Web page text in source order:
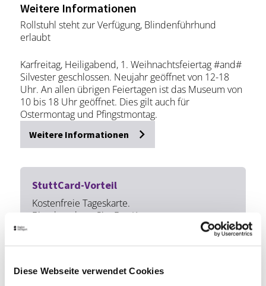
Diese Webseite verwendet Cookies
Weitere Informationen
Rollstuhl steht zur Verfügung, Blindenführhund
erlaubt
Karfreitag, Heiligabend, 1. Weihnachtsfeiertag #and#
Silvester geschlossen. Neujahr geöffnet von 12-18
Uhr. An allen übrigen Feiertagen ist das Museum von
10 bis 18 Uhr geöffnet. Dies gilt auch für
Ostermontag und Pfingstmontag.
Weitere Informationen
StuttCard-Vorteil
Kostenfreie Tageskarte.
Bitte beachten Sie: Das Kunstmuseum
Stuttgart ist bis voraussichtlich Anfang 2027